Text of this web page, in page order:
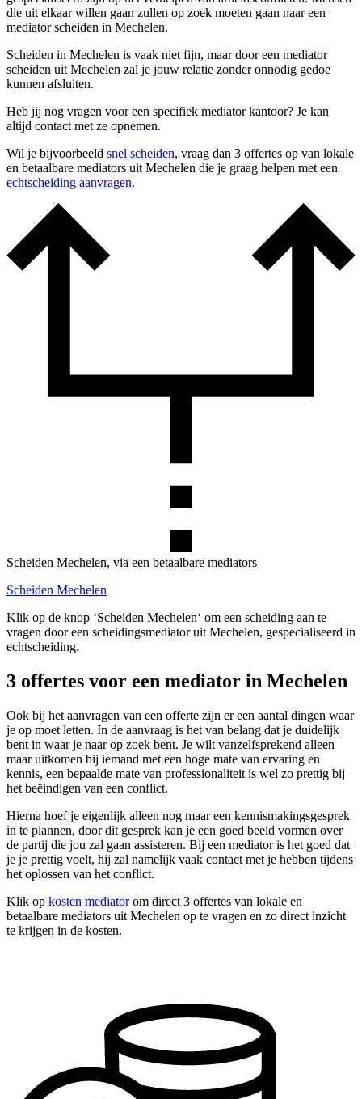
die uit elkaar willen gaan zullen op zoek moeten gaan naar een
mediator scheiden in Mechelen.
Scheiden in Mechelen is vaak niet fijn, maar door een mediator
scheiden uit Mechelen zal je jouw relatie zonder onnodig gedoe
kunnen afsluiten.
Heb jij nog vragen voor een specifiek mediator kantoor? Je kan
altijd contact met ze opnemen.
Wil je bijvoorbeeld snel scheiden, vraag dan 3 offertes op van lokale
en betaalbare mediators uit Mechelen die je graag helpen met een
echtscheiding aanvragen.
Scheiden Mechelen, via een betaalbare mediators
Scheiden Mechelen
Klik op de knop ‘Scheiden Mechelen‘ om een scheiding aan te
vragen door een scheidingsmediator uit Mechelen, gespecialiseerd in
echtscheiding.
3 offertes voor een mediator in Mechelen
Ook bij het aanvragen van een offerte zijn er een aantal dingen waar
je op moet letten. In de aanvraag is het van belang dat je duidelijk
bent in waar je naar op zoek bent. Je wilt vanzelfsprekend alleen
maar uitkomen bij iemand met een hoge mate van ervaring en
kennis, een bepaalde mate van professionaliteit is wel zo prettig bij
het beëindigen van een conflict.
Hierna hoef je eigenlijk alleen nog maar een kennismakingsgesprek
in te plannen, door dit gesprek kan je een goed beeld vormen over
de partij die jou zal gaan assisteren. Bij een mediator is het goed dat
je je prettig voelt, hij zal namelijk vaak contact met je hebben tijdens
het oplossen van het conflict.
Klik op kosten mediatorom direct 3 offertes van lokale en
betaalbare mediators uit Mechelen op te vragen en zo direct inzicht
te krijgen in de kosten.